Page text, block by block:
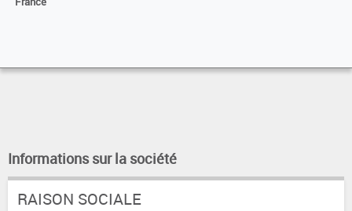
Informations sur la société
RAISON SOCIALE